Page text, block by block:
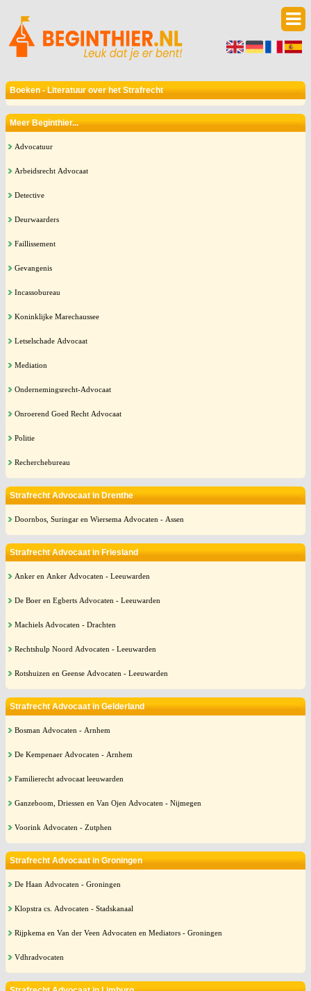
Boeken - Literatuur over het Strafrecht
Meer Beginthier...
Advocatuur
Arbeidsrecht Advocaat
Detective
Deurwaarders
Faillissement
Gevangenis
Incassobureau
Koninklijke Marechaussee
Letselschade Advocaat
Mediation
Ondernemingsrecht-Advocaat
Onroerend Goed Recht Advocaat
Politie
Recherchebureau
Strafrecht Advocaat in Drenthe
Doornbos, Suringar en Wiersema Advocaten - Assen
Strafrecht Advocaat in Friesland
Anker en Anker Advocaten - Leeuwarden
De Boer en Egberts Advocaten - Leeuwarden
Machiels Advocaten - Drachten
Rechtshulp Noord Advocaten - Leeuwarden
Rotshuizen en Geense Advocaten - Leeuwarden
Strafrecht Advocaat in Gelderland
Bosman Advocaten - Arnhem
De Kempenaer Advocaten - Arnhem
Familierecht advocaat leeuwarden
Ganzeboom, Driessen en Van Ojen Advocaten - Nijmegen
Voorink Advocaten - Zutphen
Strafrecht Advocaat in Groningen
De Haan Advocaten - Groningen
Klopstra cs. Advocaten - Stadskanaal
Rijpkema en Van der Veen Advocaten en Mediators - Groningen
Vdhradvocaten